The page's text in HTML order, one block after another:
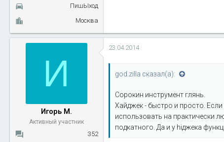
ПишЫход
Москва
И
Игорь М.
Активный участник
352
23.04.2014
god.zilla сказал(а):
Сорокин инструмент глянь.
Хайджек - быстро и просто.
использовать на практически
подкатного. Да и у hiджека